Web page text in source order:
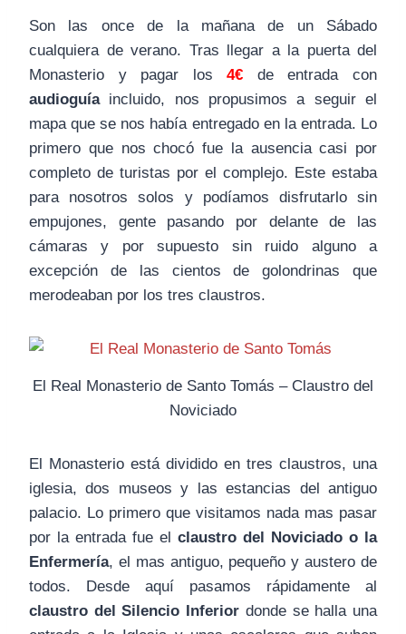
Son las once de la mañana de un Sábado
cualquiera de verano. Tras llegar a la puerta del
Monasterio y pagar los4€
de entrada con
audioguíaincluido, nos propusimos a seguir el
mapa que se nos había entregado en la entrada. Lo
primero que nos chocó fue la ausencia casi por
completo de turistas por el complejo. Este estaba
para nosotros solos y podíamos disfrutarlo sin
empujones, gente pasando por delante de las
cámaras y por supuesto sin ruido alguno a
excepción de las cientos de golondrinas que
merodeaban por los tres claustros.
El Real Monasterio de Santo Tomás – Claustro del
Noviciado
El Monasterio está dividido en tres claustros, una
iglesia, dos museos y las estancias del antiguo
palacio. Lo primero que visitamos nada mas pasar
por la entrada fue el claustro del Noviciado o la
Enfermería, el mas antiguo, pequeño y austero de
todos. Desde aquí pasamos rápidamente al
claustro del Silencio Inferior donde se halla una